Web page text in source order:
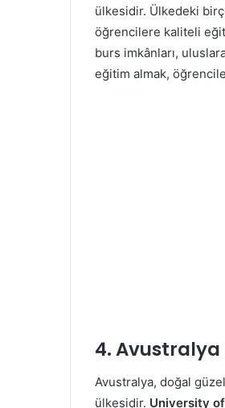
ülkesidir. Ülkedeki
öğrencilere kaliteli
burs imkânları,
eğitim almak,
4.Avustralya
Avustralya, doğal
ülkesidir. University